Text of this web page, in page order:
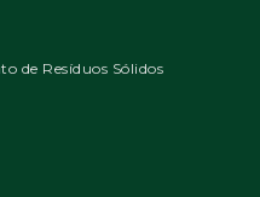
de Resíduos Sólidos